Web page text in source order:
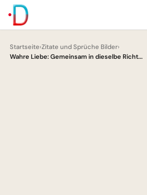
Startseite›Zitate und Sprüche Bilder›
Wahre Liebe: Gemeinsam in dieselbe Richt...